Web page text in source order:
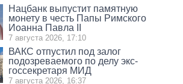
Нацбанк выпустит памятную
монету в честь Папы Римского
Иоанна Павла II
7 августа 2026, 17:10
ВАКС отпустил под залог
подозреваемого по делу экс-
госсекретаря МИД
7 августа 2026, 16:37